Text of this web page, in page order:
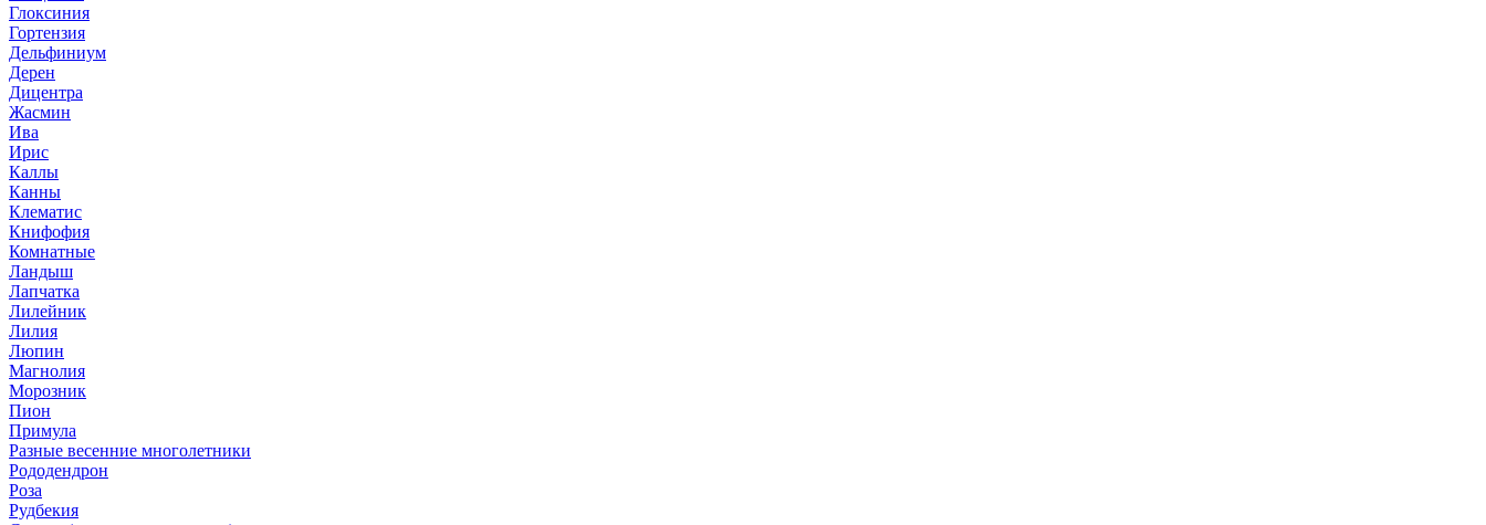
Глоксиния
Гортензия
Дельфиниум
Дерен
Дицентра
Жасмин
Ива
Ирис
Каллы
Канны
Клематис
Книфофия
Комнатные
Ландыш
Лапчатка
Лилейник
Лилия
Люпин
Магнолия
Морозник
Пион
Примула
Разные весенние многолетники
Рододендрон
Роза
Рудбекия